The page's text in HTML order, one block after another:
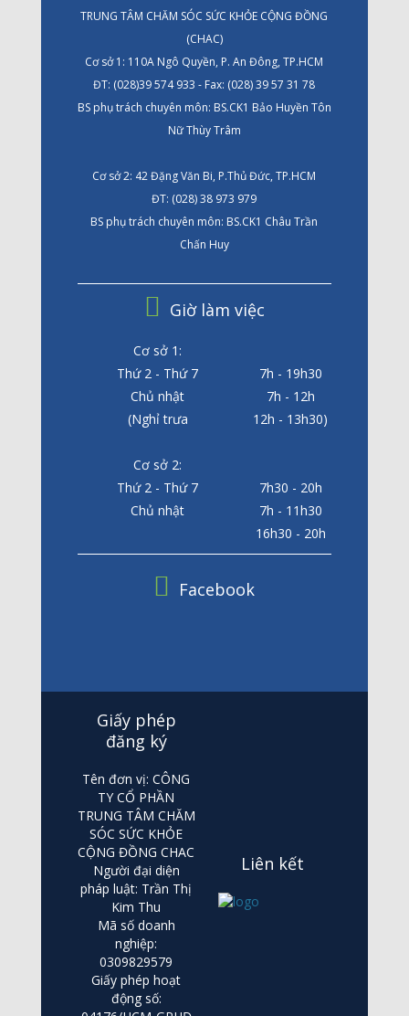
TRUNG TÂM CHĂM SÓC SỨC KHỎE CỘNG ĐỒNG
(CHAC)
Cơ sở 1: 110A Ngô Quyền, P. An Đông, TP.HCM
ĐT: (028)39 574 933 - Fax: (028) 39 57 31 78
BS phụ trách chuyên môn: BS.CK1 Bảo Huyền Tôn
Nữ Thùy Trâm
Cơ sở 2: 42 Đặng Văn Bi, P.Thủ Đức, TP.HCM
ĐT: (028) 38 973 979
BS phụ trách chuyên môn: BS.CK1 Châu Trần
Chấn Huy
Giờ làm việc
Cơ sở 1:
Thứ 2 - Thứ 7
7h - 19h30
Chủ nhật
7h - 12h
(Nghỉ trưa
12h - 13h30)
Cơ sở 2:
Thứ 2 - Thứ 7
7h30 - 20h
Chủ nhật
7h - 11h30
16h30 - 20h
Facebook
Giấy phép
đăng ký
Tên đơn vị: CÔNG
TY CỔ PHẦN
TRUNG TÂM CHĂM
SÓC SỨC KHỎE
CỘNG ĐỒNG CHAC
Người đại diện
pháp luật: Trần Thị
Kim Thu
Mã số doanh
nghiệp:
0309829579
Giấy phép hoạt
động số:
Liên kết